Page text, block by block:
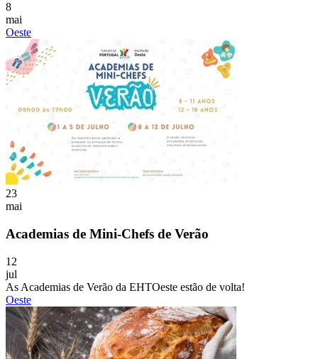
8
mai
Oeste
23
mai
Academias de Mini-Chefs de Verão
12
jul
As Academias de Verão da EHTOeste estão de volta!
Oeste